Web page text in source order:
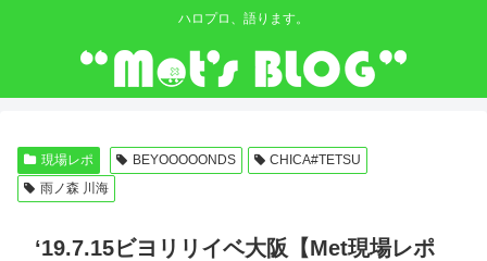
ハロプロ、語ります。
現場レポ BEYOOOOONDS
CHICA#TETSU
雨ノ森 川海
‘19.7.15ビヨリリイベ大阪【Met現場レポ